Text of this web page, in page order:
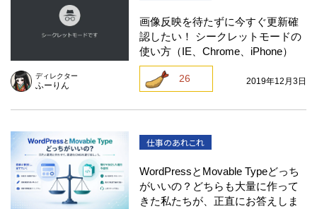
ディレクター
ふーりん
画像反映を待たずに今すぐ更新確
認したい！ シークレットモードの
使い方（IE、Chrome、iPhone）
26 2019年12月3日
仕事のあれこれ
WordPressとMovable Typeどっち
がいいの？どちらも大量に作って
きた私たちが、正直にお答えしま